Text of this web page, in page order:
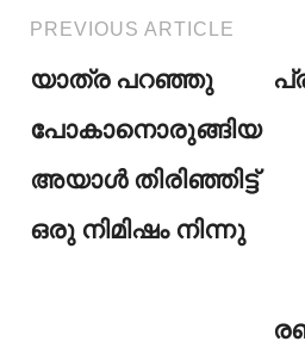
PREVIOUS ARTICLE
യാത്ര പറഞ്ഞു
പോകാനൊരുങ്ങിയ
അയാൾ തിരിഞ്ഞിട്ട്
ഒരു നിമിഷം നിന്നു